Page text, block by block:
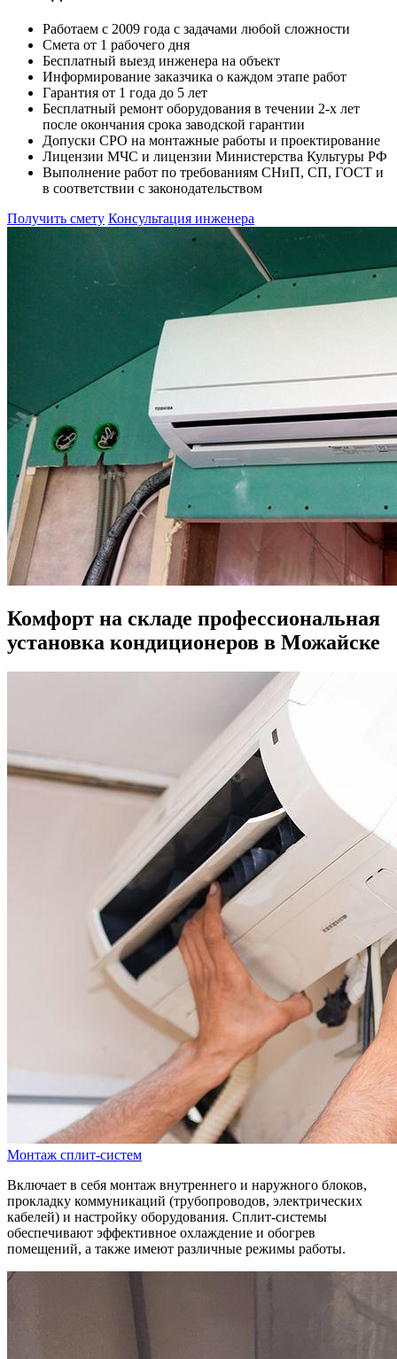
Работаем с 2009 года с задачами любой сложности
Смета от 1 рабочего дня
Бесплатный выезд инженера на объект
Информирование заказчика о каждом этапе работ
Гарантия от 1 года до 5 лет
Бесплатный ремонт оборудования в течении 2-х лет
после окончания срока заводской гарантии
Допуски СРО на монтажные работы и проектирование
Лицензии МЧС и лицензии Министерства Культуры РФ
Выполнение работ по требованиям СНиП, СП, ГОСТ и
в соответствии с законодательством
Получить смету Консультация инженера
Комфорт на складе профессиональная
установка кондиционеров в Можайске
Монтаж сплит-систем
Включает в себя монтаж внутреннего и наружного блоков,
прокладку коммуникаций (трубопроводов, электрических
кабелей) и настройку оборудования. Сплит-системы
обеспечивают эффективное охлаждение и обогрев
помещений, а также имеют различные режимы работы.